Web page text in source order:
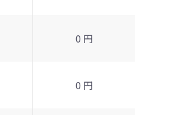
0 円
0 円